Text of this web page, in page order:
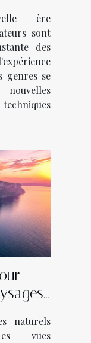
ère
sont
des
genres se
naturels
vues